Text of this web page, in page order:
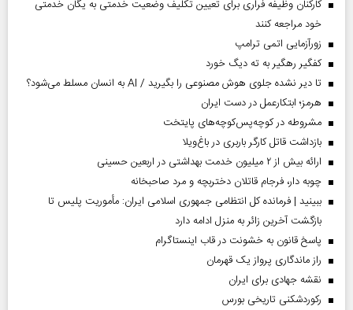
کارکنان وظیفه فراری برای تعیین تکلیف وضعیت خدمتی به یگان خدمتی
خود مراجعه کنند
زورآزمایی اتمی ترامپ
کفگیر رهگیر به ته دیگ خورد
تا دیر نشده جلوی هوش مصنوعی را بگیرید / AI به انسان مسلط می‌شود؟
هرمز؛ ابتکارعمل در دست ایران
مشروطه در کوچه‌پس‌کوچه‌های پایتخت
بازداشت قاتل کارگر باربری در باغ‌ویلا
ارائه بیش از ۲ میلیون خدمت بهداشتی در اربعین حسینی
چوبه دار، فرجام قاتلان دختربچه و مرد صاحبخانه
ببینید | فرمانده کل انتظامی جمهوری اسلامی ایران­: مأموریت پلیس تا
بازگشت آخرین زائر به منزل ادامه دارد
پاسخ قانون به خشونت در قاب اینستاگرام
راز ماندگاری پرواز یک قهرمان
نقشه جهادی برای ایران
رکوردشکنی تاریخی بورس